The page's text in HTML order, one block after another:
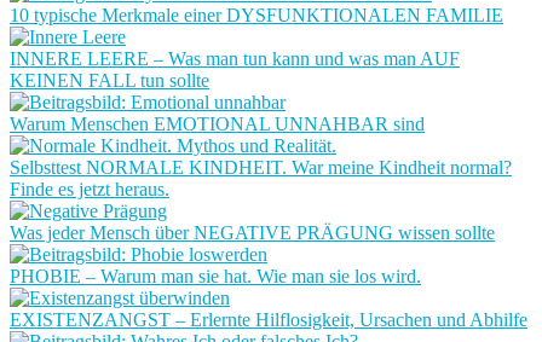
10 typische Merkmale einer DYSFUNKTIONALEN FAMILIE
INNERE LEERE – Was man tun kann und was man AUF
KEINEN FALL tun sollte
Warum Menschen EMOTIONAL UNNAHBAR sind
Selbsttest NORMALE KINDHEIT. War meine Kindheit normal?
Finde es jetzt heraus.
Was jeder Mensch über NEGATIVE PRÄGUNG wissen sollte
PHOBIE – Warum man sie hat. Wie man sie los wird.
EXISTENZANGST – Erlernte Hilflosigkeit, Ursachen und Abhilfe